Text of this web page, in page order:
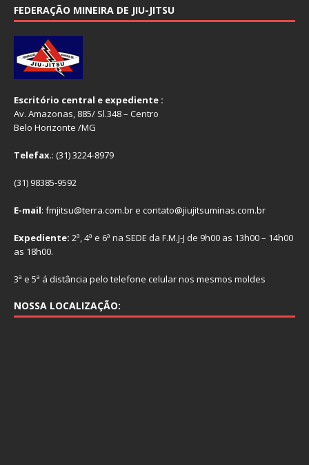
FEDERAÇÃO MINEIRA DE JIU-JITSU
Escritório central e expediente :
Av. Amazonas, 885/ Sl.348 – Centro
Belo Horizonte /MG
Telefax.: (31) 3224-8979
(31) 98385-9592
E-mail: fmjitsu@terra.com.br e contato@jiujitsuminas.com.br
Expediente: 2ª, 4ª e 6ª na SEDE da F.M.J-J de 9h00 as 13h00 – 14h00
as 18h00.
3ª e 5ª á distância pelo telefone celular nos mesmos moldes
NOSSA LOCALIZAÇÃO: